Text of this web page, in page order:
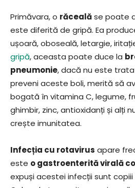
Primăvara, o răcealăse poate
este diferită de gripă. Ea
ușoară, oboseală, letargie,
gripă, aceasta poate duce la
pneumonie, dacă nu este
preveni aceste boli, merită să
bogată în vitamina C, legume,
ghimbir, zinc, antioxidanți și alți
crește imunitatea.
Infecția cu rotavirus apare
este o gastroenterită virală
expuși acestei infecții sunt copiii